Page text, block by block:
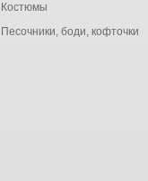
Костюмы
Песочники, боди, кофточки